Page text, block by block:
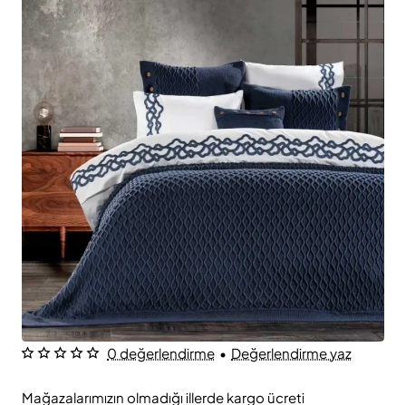
Mağazalarımızın olmadığı illerde kargo ücreti
0 değerlendirme • Değerlendirme yaz